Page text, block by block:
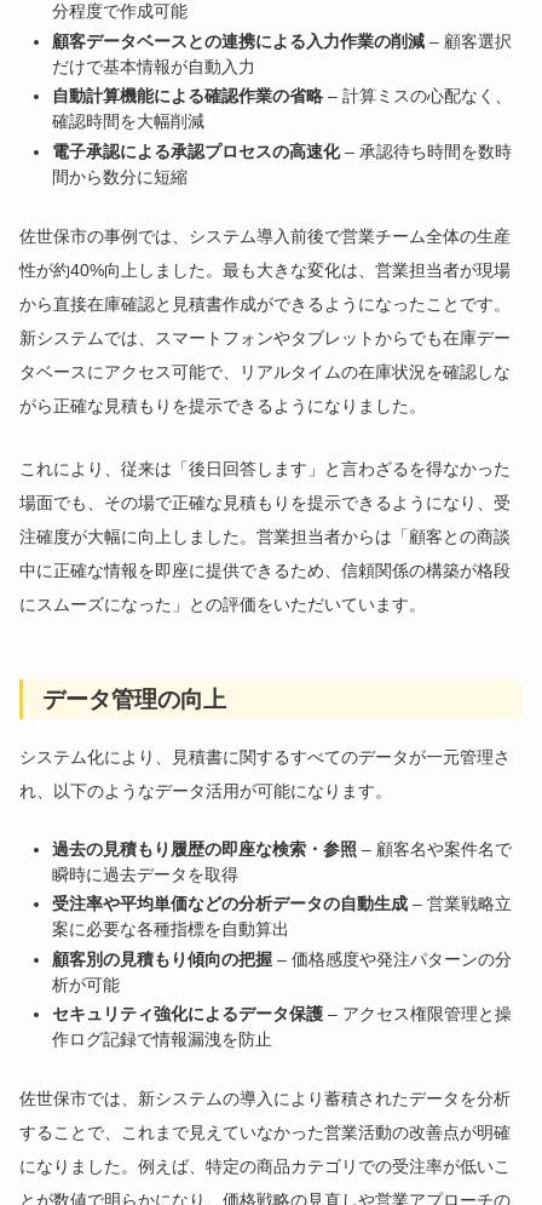
分程度で作成可能
顧客データベースとの連携による入力作業の削減 – 顧客選択
だけで基本情報が自動入力
自動計算機能による確認作業の省略 – 計算ミスの心配なく、
確認時間を大幅削減
電子承認による承認プロセスの高速化– 承認待ち時間を数時
間から数分に短縮
佐世保市の事例では、システム導入前後で営業チーム全体の生産
性が約40%向上しました。最も大きな変化は、営業担当者が現場
から直接在庫確認と見積書作成ができるようになったことです。
新システムでは、スマートフォンやタブレットからでも在庫デー
タベースにアクセス可能で、リアルタイムの在庫状況を確認しな
がら正確な見積もりを提示できるようになりました。
これにより、従来は「後日回答します」と言わざるを得なかった
場面でも、その場で正確な見積もりを提示できるようになり、受
注確度が大幅に向上しました。営業担当者からは「顧客との商談
中に正確な情報を即座に提供できるため、信頼関係の構築が格段
にスムーズになった」との評価をいただいています。
データ管理の向上
システム化により、見積書に関するすべてのデータが一元管理さ
れ、以下のようなデータ活用が可能になります。
過去の見積もり履歴の即座な検索・参照 – 顧客名や案件名で
瞬時に過去データを取得
受注率や平均単価などの分析データの自動生成 – 営業戦略立
案に必要な各種指標を自動算出
顧客別の見積もり傾向の把握 – 価格感度や発注パターンの分
析が可能
セキュリティ強化によるデータ保護 – アクセス権限管理と操
作ログ記録で情報漏洩を防止
佐世保市では、新システムの導入により蓄積されたデータを分析
することで、これまで見えていなかった営業活動の改善点が明確
になりました。例えば、特定の商品カテゴリでの受注率が低いこ
とが数値で明らかになり、価格戦略の見直しや営業アプローチの